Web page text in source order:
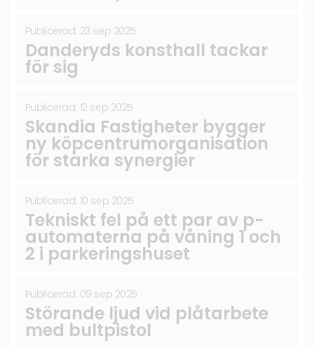
Publicerad: 23 sep 2025
Danderyds konsthall tackar
för sig
Publicerad: 12 sep 2025
Skandia Fastigheter bygger
ny köpcentrumorganisation
för starka synergier
Publicerad: 10 sep 2025
Tekniskt fel på ett par av p-
automaterna på våning 1 och
2 i parkeringshuset
Publicerad: 09 sep 2025
Störande ljud vid plåtarbete
med bultpistol